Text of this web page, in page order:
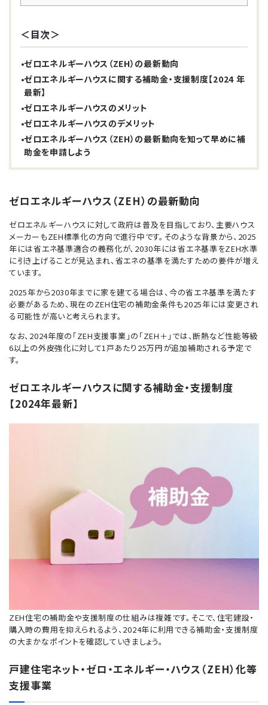
＜目次＞
ゼロエネルギーハウス（ZEH）の最新動向
ゼロエネルギーハウスに関する補助金・支援制度【2024 年
最新】
ゼロエネルギーハウスのメリット
ゼロエネルギーハウスのデメリット
ゼロエネルギーハウス（ZEH）の最新動向を知って早めに補
助金を申請しよう
ゼロエネルギーハウス（ZEH）の最新動向
ゼロエネルギーハウスに対して政府は普及を目指しており、主要ハウス
メーカーもZEH標準化の方向で進行中です。そのような背景から、2025
年には省エネ基準適合の義務化が、2030年には省エネ基準をZEH水準
に引き上げることが見込まれ、省エネの基準を満たすための要件が増え
ています。
2025年から2030年までに家を建てる場合は、今の省エネ基準を満たす
必要があるため、現在のZEH住宅の補助金条件も2025年には変更され
る可能性が高いと考えられます。
なお、2024年度の「ZEH支援事業」の「ZEH＋」では、断熱など性能等級
6以上の外皮強化に対して1戸あたり25万円が追加補助される予定で
す。
ゼロエネルギーハウスに関する補助金・支援制度
【2024年最新】
ZEH住宅の補助金や支援制度の仕組みは複雑です。そこで、住宅建設・
購入時の費用を抑えられるよう、2024年に利用できる補助金・支援制度
の大まかなポイントを確認していきましょう。
戸建住宅ネット・ゼロ・エネルギー・ハウス（ZEH）化等
支援事業